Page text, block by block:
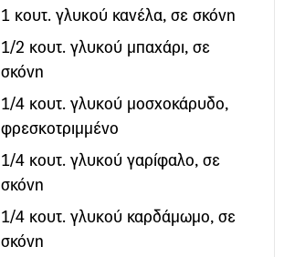
1 κουτ. γλυκού κανέλα, σε σκόνη
1/2 κουτ. γλυκού μπαχάρι, σε
σκόνη
1/4 κουτ. γλυκού μοσχοκάρυδο,
φρεσκοτριμμένο
1/4 κουτ. γλυκού γαρίφαλο, σε
σκόνη
1/4 κουτ. γλυκού καρδάμωμο, σε
σκόνη